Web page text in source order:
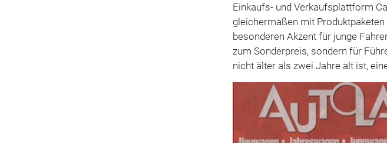
Einkaufs- und Verkaufsplattform
gleichermaßen mit Produktpaketen
besonderen Akzent für junge
zum Sonderpreis, sondern für
nicht älter als zwei Jahre alt ist,